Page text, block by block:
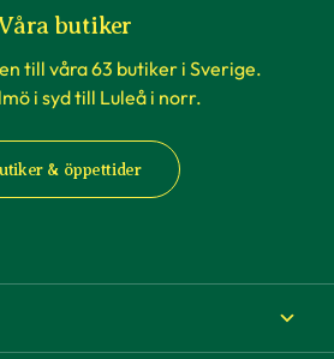
butiker
till våra 63 butiker i Sverige.
i syd till Luleå i norr.
& öppettider